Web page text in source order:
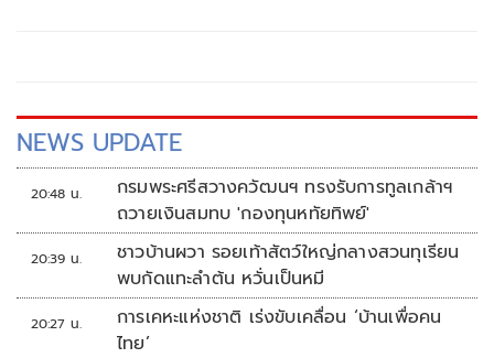
NEWS UPDATE
20:48 น.
กรมพระศรีสวางควัฒนฯ ทรงรับการทูลเกล้าฯ
ถวายเงินสมทบ 'กองทุนหทัยทิพย์'
20:39 น.
ชาวบ้านผวา รอยเท้าสัตว์ใหญ่กลางสวนทุเรียน
พบกัดแทะลำต้น หวั่นเป็นหมี
20:27 น.
การเคหะแห่งชาติ เร่งขับเคลื่อน ‘บ้านเพื่อคน
ไทย’